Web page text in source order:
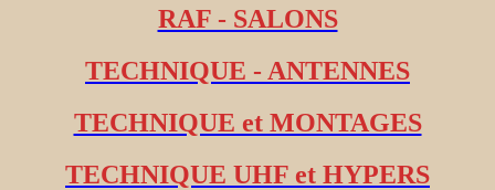
RAF - SALONS
TECHNIQUE - ANTENNES
TECHNIQUE et MONTAGES
TECHNIQUE UHF et HYPERS